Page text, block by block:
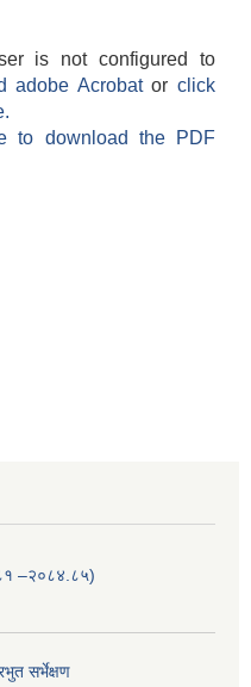
is not configured to
adobe Acrobatorclick
to download the PDF
–२०८४.८५)
सर्भेक्षण